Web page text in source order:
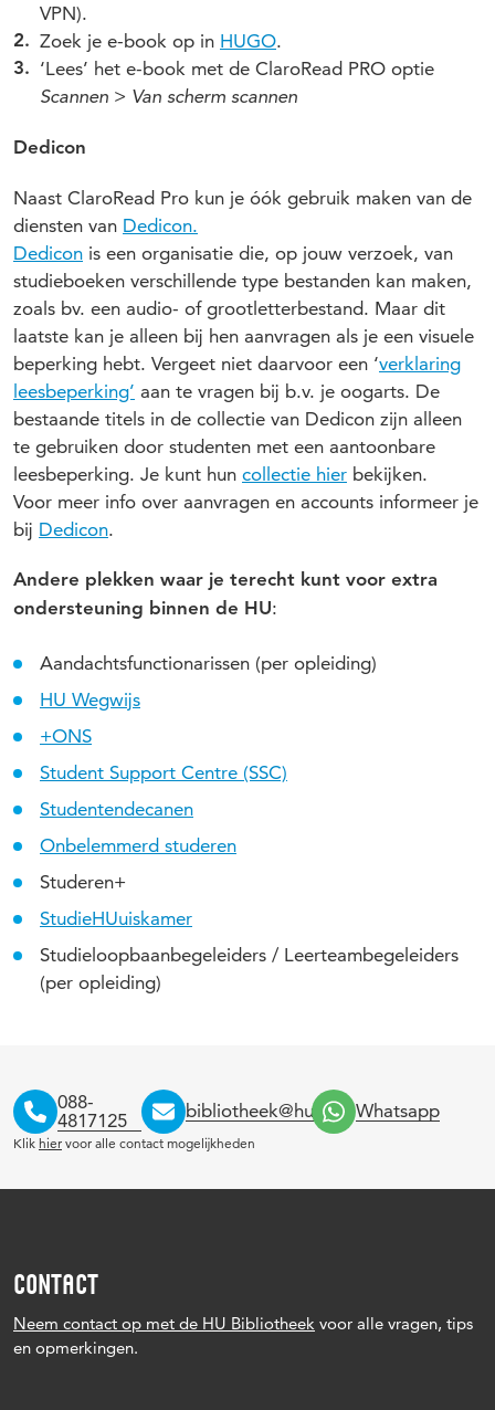
VPN).
Zoek je e-book op in HUGO.
‘Lees’ het e-book met de ClaroRead PRO optie
Scannen > Van scherm scannen
Dedicon
Naast ClaroRead Pro kun je óók gebruik maken van de
diensten van Dedicon.
Dedicon is een organisatie die, op jouw verzoek, van
studieboeken verschillende type bestanden kan maken,
zoals bv. een audio- of grootletterbestand. Maar dit
laatste kan je alleen bij hen aanvragen als je een visuele
beperking hebt. Vergeet niet daarvoor een ‘verklaring
leesbeperking’ aan te vragen bij b.v. je oogarts. De
bestaande titels in de collectie van Dedicon zijn alleen
te gebruiken door studenten met een aantoonbare
leesbeperking. Je kunt hun collectie hier bekijken.
Voor meer info over aanvragen en accounts informeer je
bij Dedicon.
Andere plekken waar je terecht kunt voor extra
ondersteuning binnen de HU:
Aandachtsfunctionarissen (per opleiding)
HU Wegwijs
+ONS
Student Support Centre (SSC)
Studentendecanen
Onbelemmerd studeren
Studeren+
StudieHUuiskamer
Studieloopbaanbegeleiders / Leerteambegeleiders
(per opleiding)
088-
4817125
bibliotheek@hu.nl Whatsapp
Klik hier voor alle contact mogelijkheden
CONTACT
Neem contact op met de HU Bibliotheek voor alle vragen, tips
en opmerkingen.